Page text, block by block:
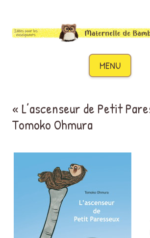
MENU
Aller
« L’ascenseur de Petit
Tomoko Ohmura